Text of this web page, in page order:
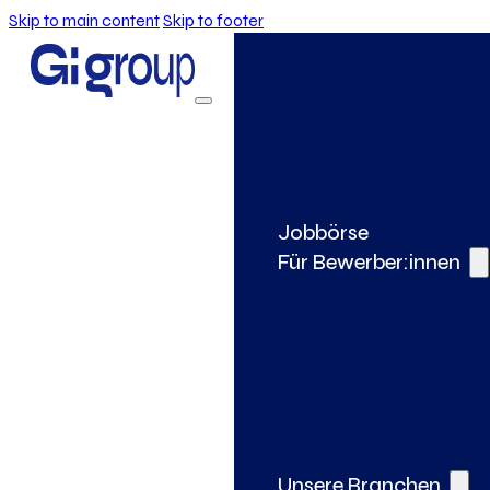
Skip to main contentSkip to footer
Jobbörse
Für Bewerber:innen